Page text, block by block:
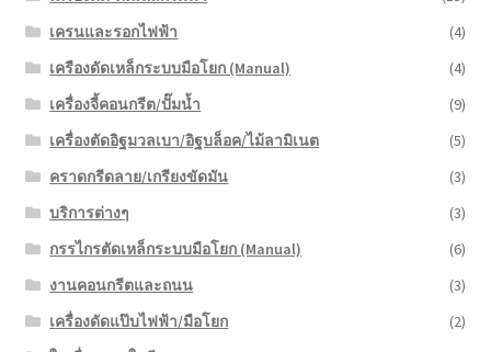
เครนและรอกไฟฟ้า
(4)
เครืองดัดเหล็กระบบมือโยก (Manual)
(4)
เครื่องจี้คอนกรีต/ปั๊มน้ำ
(9)
เครื่องตัดอิฐมวลเบา/อิฐบล็อค/ไม้ลามิเนต
(5)
คราดกรีดลาย/เกรียงขัดมัน
(3)
บริการต่างๆ
(3)
กรรไกรตัดเหล็กระบบมือโยก (Manual)
(6)
งานคอนกรีตและถนน
(3)
เครื่องดัดแป๊บไฟฟ้า/มือโยก
(2)